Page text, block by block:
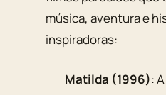
música, aventura e
inspiradoras:
Matilda (1996):